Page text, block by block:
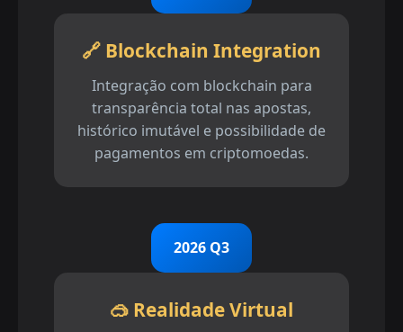
🔗 Blockchain Integration
Integração com blockchain para
transparência total nas apostas,
histórico imutável e possibilidade de
pagamentos em criptomoedas.
2026 Q3
🥽 Realidade Virtual